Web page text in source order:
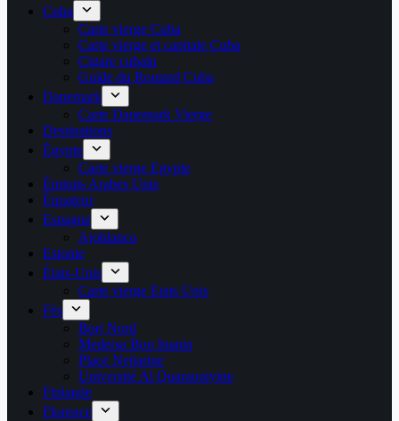
Cuba
Carte vierge Cuba
Carte vierge et capitale Cuba
Cigare cubain
Guide du Routard Cuba
Danemark
Carte Danemark Vierge
Destinations
Égypte
Carte vierge Egypte
Émirats Arabes Unis
Équateur
Espagne
Ajoblanco
Estonie
États-Unis
Carte vierge Etats Unis
Fès
Borj Nord
Medersa Bou Inania
Place Nejjarine
Université Al Quaraouiyine
Finlande
Florence